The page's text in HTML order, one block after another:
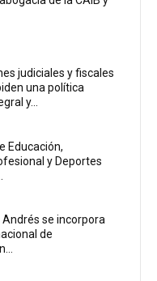
judiciales y fiscales
una política
y...
Educación,
y Deportes
se incorpora
de